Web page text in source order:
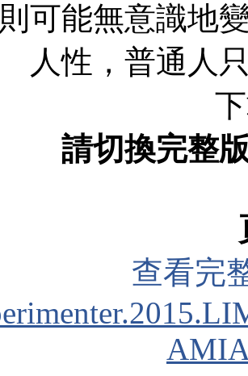
可能無意識地
人性，普通人
請切換完整
查看完